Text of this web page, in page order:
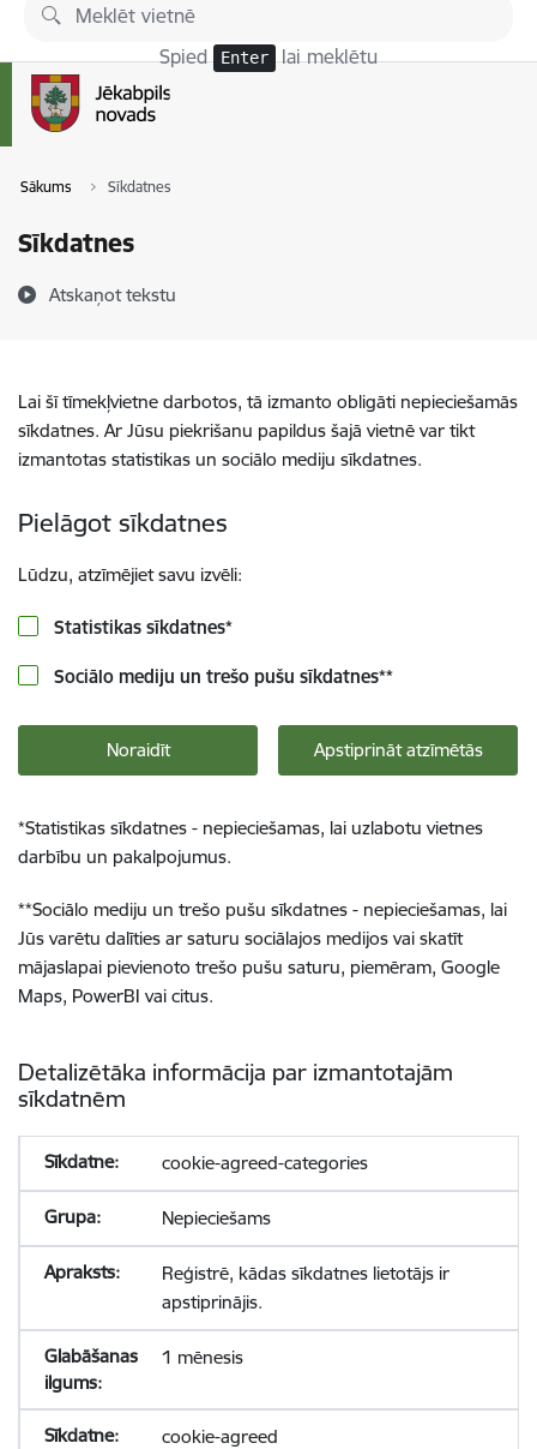
Pāriet uz lapas saturu
Spied Enter lai meklētu
Sākums Sīkdatnes
Sīkdatnes
Atskaņot tekstu
Lai šī tīmekļvietne darbotos, tā izmanto obligāti nepieciešamās
sīkdatnes. Ar Jūsu piekrišanu papildus šajā vietnē var tikt
izmantotas statistikas un sociālo mediju sīkdatnes.
Pielāgot sīkdatnes
Lūdzu, atzīmējiet savu izvēli:
Statistikas sīkdatnes*
Sociālo mediju un trešo pušu sīkdatnes**
Noraidīt Apstiprināt atzīmētās
*Statistikas sīkdatnes - nepieciešamas, lai uzlabotu vietnes
darbību un pakalpojumus.
**Sociālo mediju un trešo pušu sīkdatnes - nepieciešamas, lai
Jūs varētu dalīties ar saturu sociālajos medijos vai skatīt
mājaslapai pievienoto trešo pušu saturu, piemēram, Google
Maps, PowerBI vai citus.
Detalizētāka informācija par izmantotajām
sīkdatnēm
cookie-agreed-categories
Nepieciešams
Reģistrē, kādas sīkdatnes lietotājs ir
apstiprinājis.
1 mēnesis
cookie-agreed